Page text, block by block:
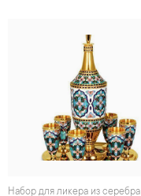
Набор для ликера из серебра